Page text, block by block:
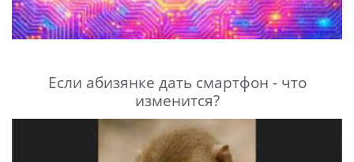
Если абизянке дать смартфон - что
изменится?